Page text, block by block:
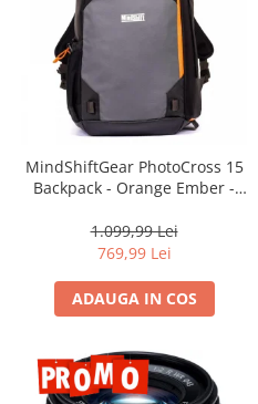
MindShiftGear PhotoCross 15
Backpack - Orange Ember -
1.099,99 Lei
769,99 Lei
ADAUGA IN COS